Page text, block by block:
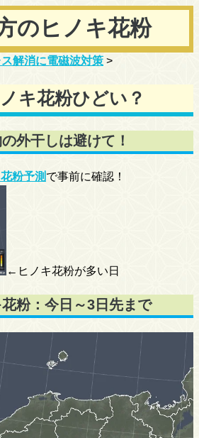
のヒノキ花粉
解消に電磁波対策 >
キ花粉ひどい？
外干しは避けて！
粉予測 で事前に確認！
←ヒノキ花粉が多い日
粉：今日～3日先まで